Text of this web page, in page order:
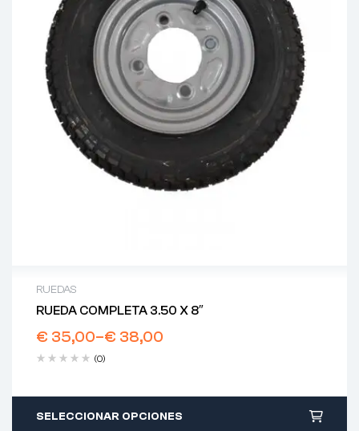
RUEDAS
RUEDA COMPLETA 3.50 X 8″
€ 35,00–€ 38,00
(0)
SELECCIONAR OPCIONES